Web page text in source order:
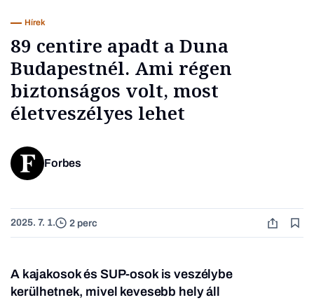
Hírek
89 centire apadt a Duna
Budapestnél. Ami régen
biztonságos volt, most
életveszélyes lehet
Forbes
2025. 7. 1. 2 perc
A kajakosok és SUP-osok is veszélybe
kerülhetnek, mivel kevesebb hely áll